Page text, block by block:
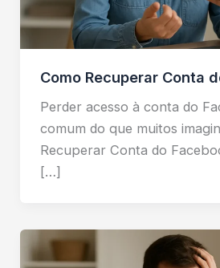
Como Recuperar Conta
Perder acesso à conta do
comum do que muitos
Recuperar Conta do
[…]